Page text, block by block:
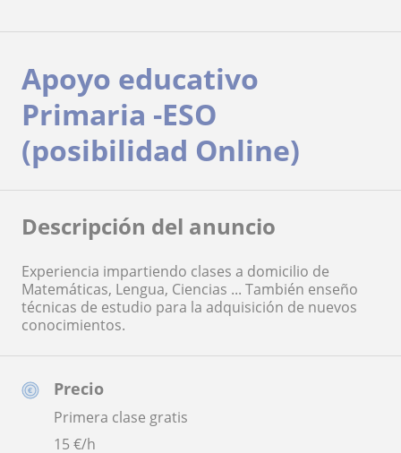
Precio
Primera clase gratis
15€/h
Apoyo educativo
Primaria -ESO
(posibilidad Online)
Descripción del anuncio
Experiencia impartiendo clases a domicilio de
Matemáticas, Lengua, Ciencias ... También enseño
técnicas de estudio para la adquisición de nuevos
conocimientos.